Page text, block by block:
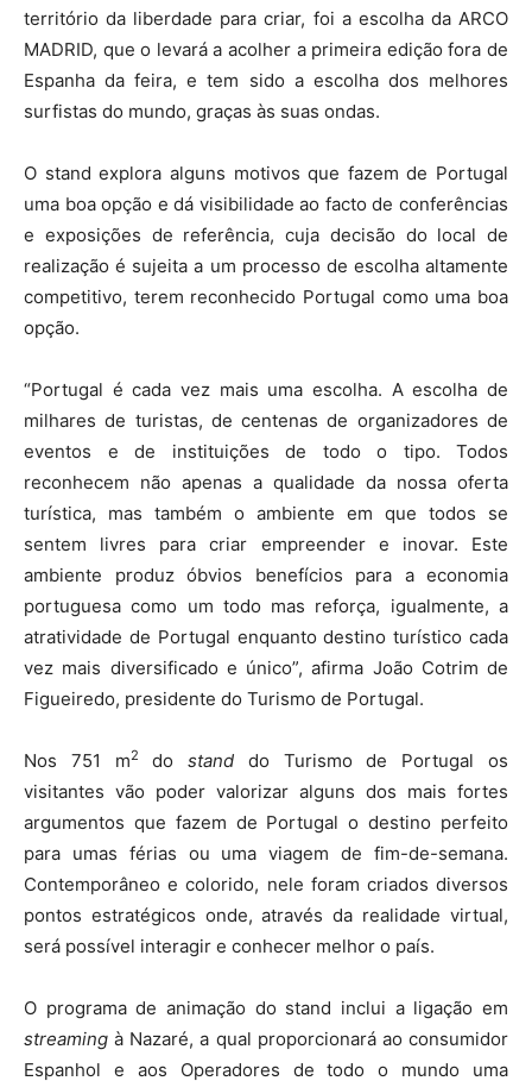
território da liberdade para criar, foi a escolha da ARCO
MADRID, que o levará a acolher a primeira edição fora de
Espanha da feira, e tem sido a escolha dos melhores
surfistas do mundo, graças às suas ondas.
O stand explora alguns motivos que fazem de Portugal
uma boa opção e dá visibilidade ao facto de conferências
e exposições de referência, cuja decisão do local de
realização é sujeita a um processo de escolha altamente
competitivo, terem reconhecido Portugal como uma boa
opção.
“Portugal é cada vez mais uma escolha. A escolha de
milhares de turistas, de centenas de organizadores de
eventos e de instituições de todo o tipo. Todos
reconhecem não apenas a qualidade da nossa oferta
turística, mas também o ambiente em que todos se
sentem livres para criar empreender e inovar. Este
ambiente produz óbvios benefícios para a economia
portuguesa como um todo mas reforça, igualmente, a
atratividade de Portugal enquanto destino turístico cada
vez mais diversificado e único”, afirma João Cotrim de
Figueiredo, presidente do Turismo de Portugal.
Nos 751 m2 dostand do Turismo de Portugal os
visitantes vão poder valorizar alguns dos mais fortes
argumentos que fazem de Portugal o destino perfeito
para umas férias ou uma viagem de fim-de-semana.
Contemporâneo e colorido, nele foram criados diversos
pontos estratégicos onde, através da realidade virtual,
será possível interagir e conhecer melhor o país.
O programa de animação do stand inclui a ligação em
streaming à Nazaré, a qual proporcionará ao consumidor
Espanhol e aos Operadores de todo o mundo uma